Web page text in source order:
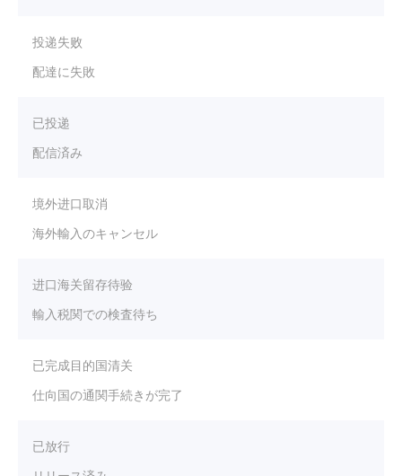
投递失败
配達に失敗
已投递
配信済み
境外进口取消
海外輸入のキャンセル
进口海关留存待验
輸入税関での検査待ち
已完成目的国清关
仕向国の通関手続きが完了
已放行